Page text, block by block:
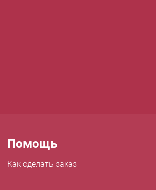
Помощь
Как сделать заказ